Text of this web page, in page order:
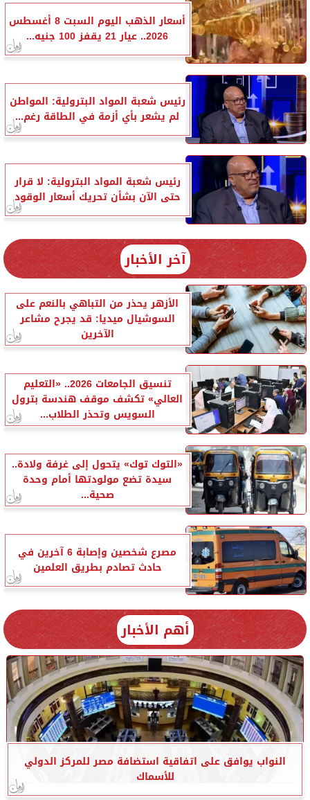
أسعار الذهب اليوم السبت 8 أغسطس
2026.. عيار 21 يقفز 100 جنيه...
رئيس شعبة المواد البترولية: المواطن
لم يشعر بأي أزمة في الطاقة رغم...
رئيس شعبة المواد البترولية: لا قرار
حتى الآن بشأن تحريك أسعار الوقود
آخر الأخبار
الأزهر يحذر من التباهي بالنعم على
السوشيال ميديا: قد يجرح مشاعر
الآخرين
تنسيق الجامعات 2026.. «التعليم
العالي» تكشف موقف هندسة بترول
السويس وتحذر الطلاب...
«التوك توك» يتحول إلى غرفة ولادة..
سيدة تضع مولودتها أمام وحدة
صحية...
مصرع شخصين وإصابة 6 آخرين في
حادث تصادم بطريق العلمين
أهم الأخبار
النواب يوافق على اتفاقية استضافة مصر للمركز الدولي
للأسماك